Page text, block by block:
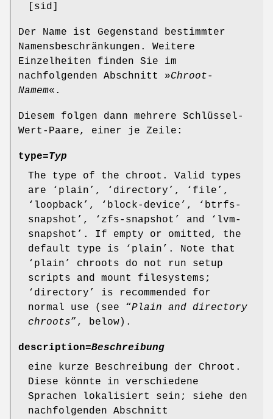
[sid]
Der Name ist Gegenstand bestimmter
Namensbeschränkungen. Weitere
Einzelheiten finden Sie im
nachfolgenden Abschnitt »Chroot-
Namem«.
Diesem folgen dann mehrere Schlüssel-
Wert-Paare, einer je Zeile:
type=Typ
The type of the chroot. Valid types
are ‘plain’, ‘directory’, ‘file’,
‘loopback’, ‘block-device’, ‘btrfs-
snapshot’, ‘zfs-snapshot’ and ‘lvm-
snapshot’. If empty or omitted, the
default type is ‘plain’. Note that
‘plain’ chroots do not run setup
scripts and mount filesystems;
‘directory’ is recommended for
normal use (see “Plain and directory
chroots”, below).
description=Beschreibung
eine kurze Beschreibung der Chroot.
Diese könnte in verschiedene
Sprachen lokalisiert sein; siehe den
nachfolgenden Abschnitt